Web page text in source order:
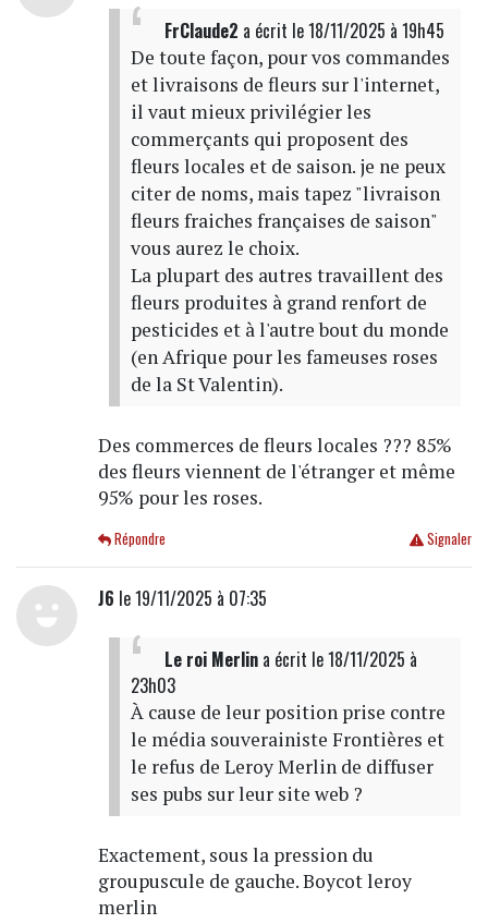
FrClaude2 a écrit le 18/11/2025 à 19h45
De toute façon, pour vos commandes
et livraisons de fleurs sur l'internet,
il vaut mieux privilégier les
commerçants qui proposent des
fleurs locales et de saison. je ne peux
citer de noms, mais tapez "livraison
fleurs fraiches françaises de saison"
vous aurez le choix.
La plupart des autres travaillent des
fleurs produites à grand renfort de
pesticides et à l'autre bout du monde
(en Afrique pour les fameuses roses
de la St Valentin).
Des commerces de fleurs locales ??? 85%
des fleurs viennent de l'étranger et même
95% pour les roses.
Signaler
Répondre
J6 le 19/11/2025 à 07:35
Le roi Merlina écrit le 18/11/2025 à
23h03
À cause de leur position prise contre
le média souverainiste Frontières et
le refus de Leroy Merlin de diffuser
ses pubs sur leur site web ?
Exactement, sous la pression du
groupuscule de gauche. Boycot leroy
merlin